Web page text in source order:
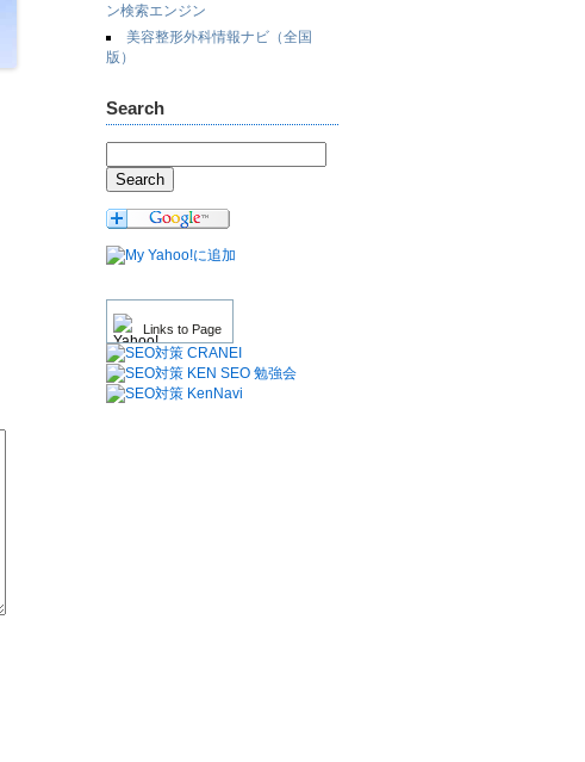
ン検索エンジン
美容整形外科情報ナビ（全国
版）
Search
Links to Page